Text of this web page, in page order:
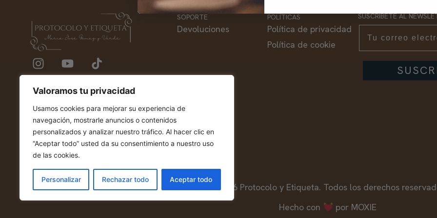
Valoramos tu privacidad
Usamos cookies para mejorar su experiencia de
navegación, mostrarle anuncios o contenidos
personalizados y analizar nuestro tráfico. Al hacer clic en
“Aceptar todo” usted da su consentimiento a nuestro uso
de las cookies.
Personalizar Rechazar todo Aceptar todo
SOPORTE
Devoluciones
POLÍTICAS
Política de privacidad
Política de cookie
SUSCRIBETE AL
© 2026 Protocolo y Etiqueta. Todos los derechos
Hecho con
por MOXIE